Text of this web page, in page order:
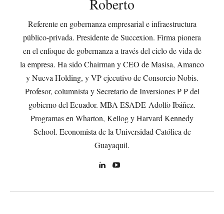
Roberto
Referente en gobernanza empresarial e infraestructura
público-privada. Presidente de Succexion. Firma pionera
en el enfoque de gobernanza a través del ciclo de vida de
la empresa. Ha sido Chairman y CEO de Masisa, Amanco
y Nueva Holding, y VP ejecutivo de Consorcio Nobis.
Profesor, columnista y Secretario de Inversiones P P del
gobierno del Ecuador. MBA ESADE-Adolfo Ibáñez.
Programas en Wharton, Kellog y Harvard Kennedy
School. Economista de la Universidad Católica de
Guayaquil.